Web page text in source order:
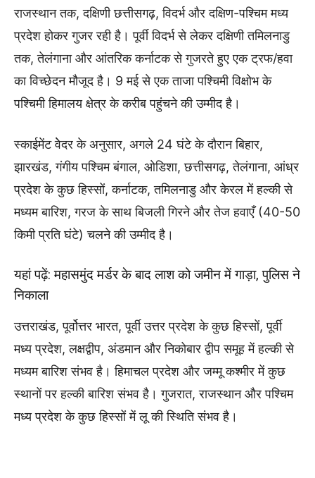
राजस्थान तक, दक्षिणी छत्तीसगढ़, विदर्भ और दक्षिण-पश्चिम मध्य
प्रदेश होकर गुजर रही है। पूर्वी विदर्भ से लेकर दक्षिणी तमिलनाडु
तक, तेलंगाना और आंतरिक कर्नाटक से गुजरते हुए एक ट्रफ/हवा
का विच्छेदन मौजूद है। 9 मई से एक ताजा पश्चिमी विक्षोभ के
पश्चिमी हिमालय क्षेत्र के करीब पहुंचने की उम्मीद है।
स्काईमेंट वेेदर के अनुसार, अगले 24 घंटे के दौरान बिहार,
झारखंड, गंगीय पश्चिम बंगाल, ओडिशा, छत्तीसगढ़, तेलंगाना, आंध्र
प्रदेश के कुछ हिस्सों, कर्नाटक, तमिलनाडु और केरल में हल्की से
मध्यम बारिश, गरज के साथ बिजली गिरने और तेज हवाएँ (40-50
किमी प्रति घंटे) चलने की उम्मीद है।
यहां पढ़ें:महासमुंद मर्डर के बाद लाश को जमीन में गाड़ा, पुलिस ने
निकाला
उत्तराखंड, पूर्वोत्तर भारत, पूर्वी उत्तर प्रदेश के कुछ हिस्सों, पूर्वी
मध्य प्रदेश, लक्षद्वीप, अंडमान और निकोबार द्वीप समूह में हल्की से
मध्यम बारिश संभव है। हिमाचल प्रदेश और जम्मू कश्मीर में कुछ
स्थानों पर हल्की बारिश संभव है। गुजरात, राजस्थान और पश्चिम
मध्य प्रदेश के कुछ हिस्सों में लू की स्थिति संभव है।